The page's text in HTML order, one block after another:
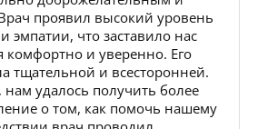
проявил высокий уровень
эмпатии, что заставило нас
комфортно и уверенно. Его
тщательной и всесторонней.
нам удалось получить более
о том, как помочь нашему